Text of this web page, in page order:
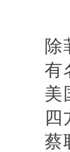
除
有
美
蔡